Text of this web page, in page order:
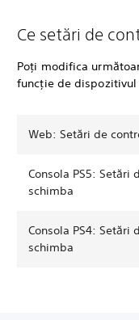
Ce setări de
Poți modifica
funcție de
Web: Setări de
Consola PS5:
schimba
Consola PS4:
schimba